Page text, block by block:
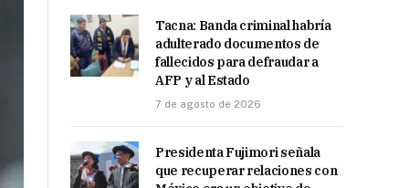
Tacna: Banda criminal habría
adulterado documentos de
fallecidos para defraudar a
AFP y al Estado
7 de agosto de 2026
Presidenta Fujimori señala
que recuperar relaciones con